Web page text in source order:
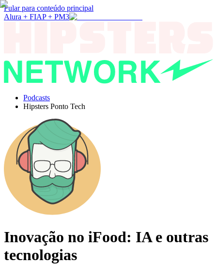
Pular para conteúdo principal
Alura + FIAP + PM3
Podcasts
Hipsters Ponto Tech
Inovação no iFood: IA e outras
tecnologias